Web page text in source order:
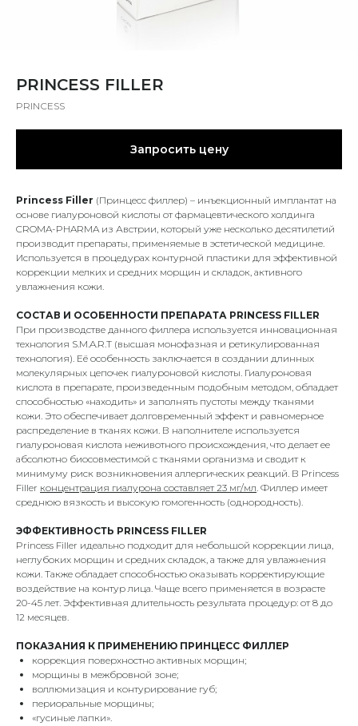
PRINCESS FILLER
PRINCESS
Запросить цену
Princess Filler (Принцесс филлер) – инъекционный имплантат на
основе гиалуроновой кислоты от фармацевтического холдинга
CROMA-PHARMA из Австрии, который уже несколько десятилетий
производит препараты, применяемые в эстетической медицине.
Используется в процедурах контурной пластики для эффективной
коррекции мелких и средних морщин и складок, активного
увлажнения кожи.
СОСТАВ И ОСОБЕННОСТИ ПРЕПАРАТА PRINCESS FILLER
При производстве данного филлера используется инновационная
технология S.M.A.R.T (высшая монофазная и ретикулированная
технология). Её особенность заключается в создании длинных
молекулярных цепочек гиалуроновой кислоты. Гиалуроновая
кислота в препарате, произведенным подобным методом, обладает
способностью «находить» и заполнять пустоты между тканями
кожи. Это обеспечивает долговременный эффект и равномерное
распределение в тканях кожи. В наполнителе используется
гиалуроновая кислота неживотного происхождения, что делает ее
абсолютно биосовместимой с тканями организма и сводит к
минимуму риск возникновения аллергических реакций. В Princess
Filler концентрация гиалурона составляет 23 мг/мл. Филлер имеет
среднюю вязкость и высокую гомогенность (однородность).
ЭФФЕКТИВНОСТЬ PRINCESS FILLER
Princess Filler идеально подходит для небольшой коррекции лица,
неглубоких морщин и средних складок, а также для увлажнения
кожи. Также обладает способностью оказывать корректирующие
воздействие на контур лица. Чаще всего применяется в возрасте
20-45 лет. Эффективная длительность результата процедур: от 8 до
12 месяцев.
ПОКАЗАНИЯ К ПРИМЕНЕНИЮ ПРИНЦЕСС ФИЛЛЕР
коррекция поверхностно активных морщин;
морщины в межбровной зоне;
воллюмизация и контурирование губ;
периоральные морщины;
«гусиные лапки».